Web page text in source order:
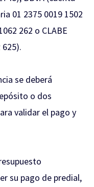
01 2375 0019 1502
262 o CLABE
se deberá
o dos
validar el pago y
su pago de predial,